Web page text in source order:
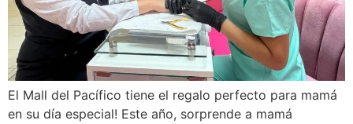
El Mall del Pacífico tiene el regalo perfecto para mamá
en su día especial! Este año, sorprende a mamá